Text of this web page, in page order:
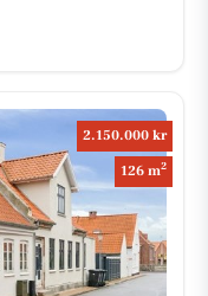
2.150.000 kr
126 m2